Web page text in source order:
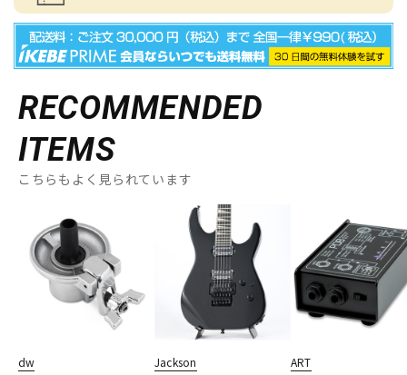
RECOMMENDED
ITEMS
こちらもよく見られています
dw
Jackson
ART